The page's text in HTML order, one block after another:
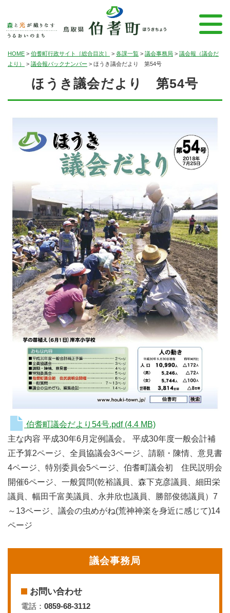
HOME > 伯耆町行政サイト［総合目次］ > 各課一覧 > 議会事務局 > 議会報（議会だ
より）
> 議会報バックナンバー > ほうき議会だより 第54号
ほうき議会だより 第54号
伯耆町議会だより54号.pdf (4.4 MB)
主な内容 平成30年6月定例議会。 平成30年度一般会計補
正予算2ページ、全員協議会3ページ、請願・陳情、意見書
4ページ、特別委員会5ページ、伯耆町議会初 住民説明会
開催6ページ、一般質問(乾裕議員、森下克彦議員、細田栄
議員、幅田千富美議員、永井欣也議員、勝部俊徳議員）7
～13ページ、議会の虫めがね(荒神神楽を身近に感じて)14
ページ
議会事務局
お問い合わせ
電話： 0859-68-3112